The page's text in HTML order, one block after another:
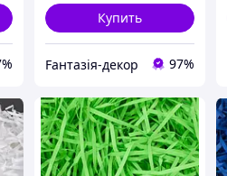
Купить
Fантазія-декор 97%